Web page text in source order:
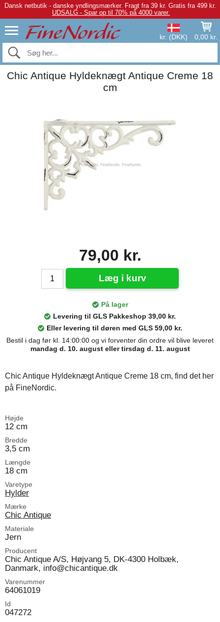
Dansk netbutik - danske yndlingsmærker. Fragt fra 39 kr. Gratis fra 499 kr.
UDSALG - Spar op til 70% på 4000 varer.
kr. (DKK) 0,00 kr.
Chic Antique Hyldeknægt Antique Creme 18
cm
79,00 kr.
Læg i kurv
På lager
Levering til GLS Pakkeshop 39,00 kr.
Eller levering til døren med GLS 59,00 kr.
Bestil i dag før kl. 14:00:00 og vi forventer din ordre vil blive leveret
mandag d. 10. august eller tirsdag d. 11. august
Chic Antique Hyldeknægt Antique Creme 18 cm, find det her
på FineNordic.
Højde
12 cm
Bredde
3,5 cm
Længde
18 cm
Varetype
Hylder
Mærke
Chic Antique
Materiale
Jern
Producent
Chic Antique A/S, Højvang 5, DK-4300 Holbæk,
Danmark, info@chicantique.dk
Varenummer
64061019
Id
047272